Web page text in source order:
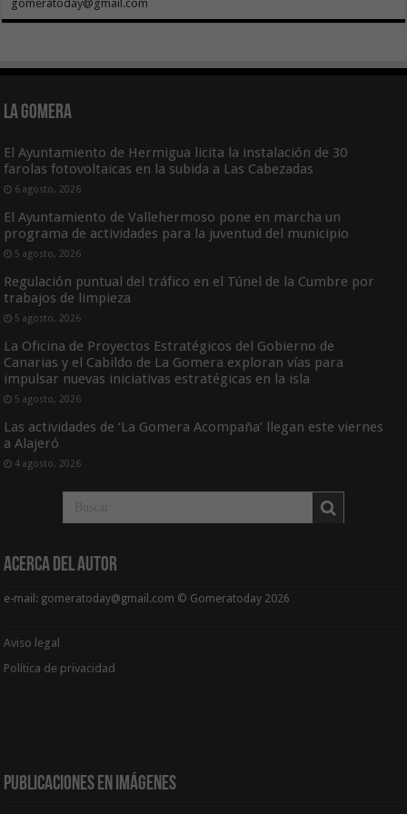
gomeratoday@gmail.com
La Gomera
El Ayuntamiento de Hermigua licita la instalación de 30
farolas fotovoltaicas en la subida a Las Cabezadas
6 agosto, 2026
El Ayuntamiento de Vallehermoso pone en marcha un
programa de actividades para la juventud del municipio
5 agosto, 2026
Regulación puntual del tráfico en el Túnel de la Cumbre por
trabajos de limpieza
5 agosto, 2026
La Oficina de Proyectos Estratégicos del Gobierno de
Canarias y el Cabildo de La Gomera exploran vías para
impulsar nuevas iniciativas estratégicas en la isla
5 agosto, 2026
Las actividades de ‘La Gomera Acompaña’ llegan este viernes
a Alajeró
4 agosto, 2026
Acerca del Autor
e-mail: gomeratoday@gmail.com © Gomeratoday 2026
Aviso legal
Política de privacidad
Publicaciones en Imágenes